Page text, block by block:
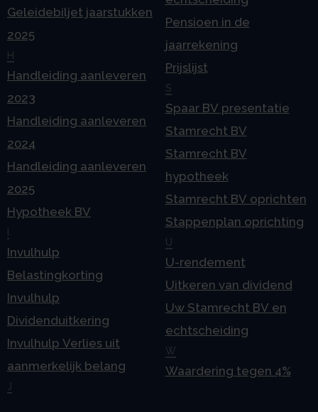
Geleidebiljet jaarstukken
2025
H
Handleiding aanleveren
2023
Handleiding aanleveren
2024
Handleiding aanleveren
2025
Hypotheek BV
Invulhulp
Belastingkorting
Invulhulp
Dividenduitkering
Invulhulp Verlies uit
aanmerkelijk belang
Pensioen in de
jaarrekening
Prijslijst
S
Spaar BV presentatie
Stamrecht BV
Stamrecht BV
hypotheek
Stamrecht BV oprichten
Stappenplan oprichting
U
U-rendement
Uitkeren van dividend
Uw Stamrecht BV en
echtscheiding
W
Waardering tegen 4%